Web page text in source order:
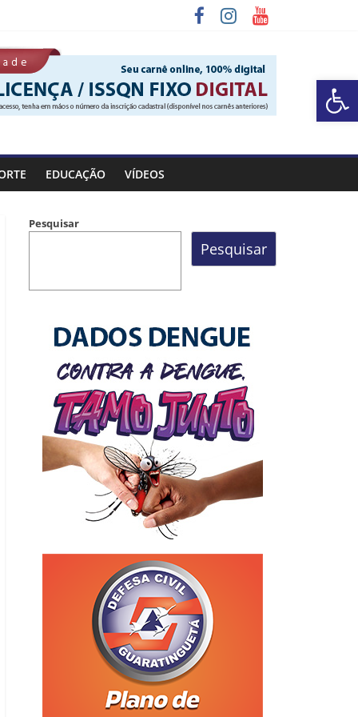
Barra de Ferramentas Aberta
Rocinha
EDUCAÇÃO VÍDEOS
Pesquisar
Pesquisar